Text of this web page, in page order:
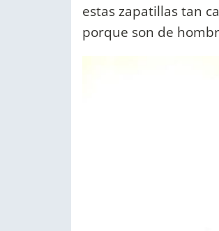
estas zapatillas tan
porque son de